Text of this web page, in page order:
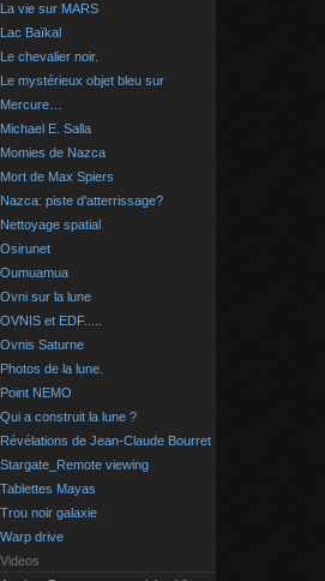
La vie sur MARS
Lac Baïkal
Le chevalier noir.
Le mystérieux objet bleu sur
Mercure…
Michael E. Salla
Momies de Nazca
Mort de Max Spiers
Nazca: piste d'atterrissage?
Nettoyage spatial
Osirunet
Oumuamua
Ovni sur la lune
OVNIS et EDF.....
Ovnis Saturne
Photos de la lune.
Point NEMO
Qui a construit la lune ?
Révélations de Jean-Claude Bourret
Stargate_Remote viewing
Tablettes Mayas
Trou noir galaxie
Warp drive
Videos